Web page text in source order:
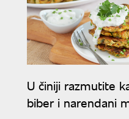
U činiji razmutite
biber i narendani